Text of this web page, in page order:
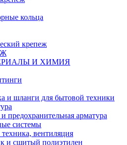
кольца
крепеж
И ХИМИЯ
и шланги для бытовой техники
предохранительная арматура
системы
вентиляция
и сшитый полиэтилен